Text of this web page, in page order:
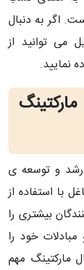
اگر به دنبال
می توانید از
نمایید.
رشد و توسعه ی
با استفاده از
بیشتری را
خود را
مارکتینگ مهم